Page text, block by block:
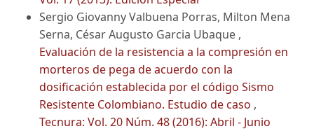
Sergio Giovanny Valbuena Porras, Milton Mena
Serna, César Augusto Garcia Ubaque ,
Evaluación de la resistencia a la compresión en
morteros de pega de acuerdo con la
dosificación establecida por el código Sismo
Resistente Colombiano. Estudio de caso ,
Tecnura: Vol. 20 Núm. 48 (2016): Abril - Junio